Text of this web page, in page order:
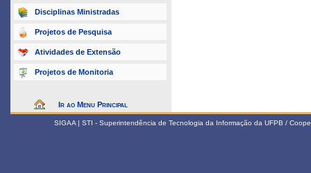
Disciplinas Ministradas
Projetos de Pesquisa
Atividades de Extensão
Projetos de Monitoria
Ir ao Menu Principal
SIGAA | STI - Superintendência de Tecnologia da Informação da UFPB /